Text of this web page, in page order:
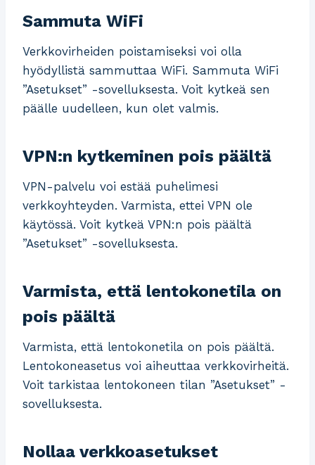
Sammuta WiFi
Verkkovirheiden poistamiseksi voi olla
hyödyllistä sammuttaa WiFi. Sammuta WiFi
”Asetukset” -sovelluksesta. Voit kytkeä sen
päälle uudelleen, kun olet valmis.
VPN:n kytkeminen pois päältä
VPN-palvelu voi estää puhelimesi
verkkoyhteyden. Varmista, ettei VPN ole
käytössä. Voit kytkeä VPN:n pois päältä
”Asetukset” -sovelluksesta.
Varmista, että lentokonetila on
pois päältä
Varmista, että lentokonetila on pois päältä.
Lentokoneasetus voi aiheuttaa verkkovirheitä.
Voit tarkistaa lentokoneen tilan ”Asetukset” -
sovelluksesta.
Nollaa verkkoasetukset